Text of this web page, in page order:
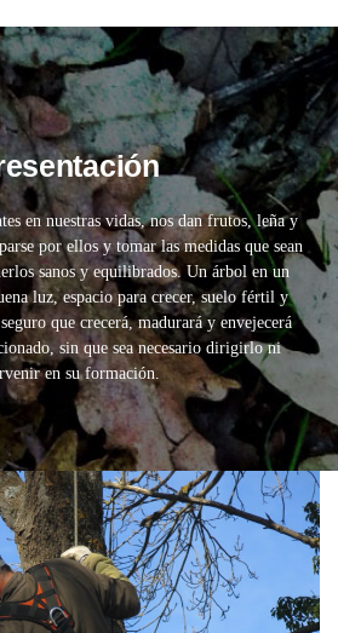
en nuestras vidas, nos dan frutos, leña y
por ellos y tomar las medidas que sean
sanos y equilibrados. Un árbol en un
luz, espacio para crecer, suelo fértil y
que crecerá, madurará y envejecerá
sin que sea necesario dirigirlo ni
en su formación.